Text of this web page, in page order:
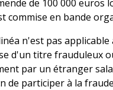
de 100 000 euros
commise en bande
n'est pas
d'un titre frauduleux
par un étranger
de participer à la